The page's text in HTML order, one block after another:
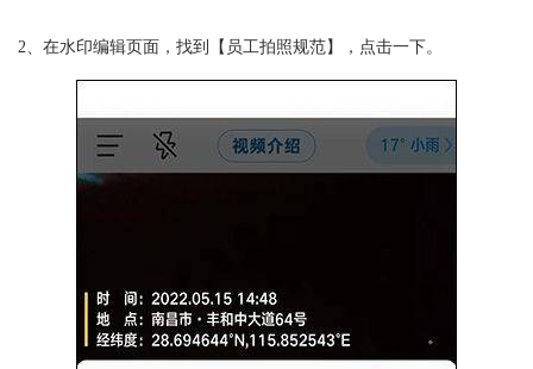
2、在水印编辑页面，找到【员工拍照规范】，点击一下。